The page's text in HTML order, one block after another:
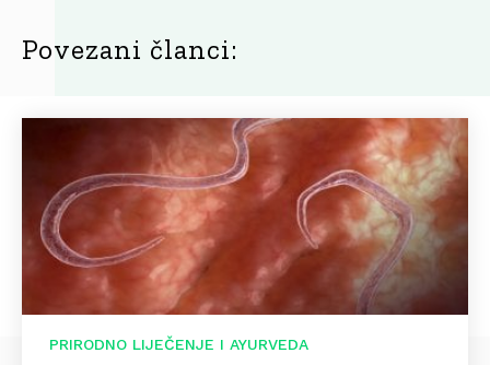
Povezani članci:
PRIRODNO LIJEČENJE I AYURVEDA